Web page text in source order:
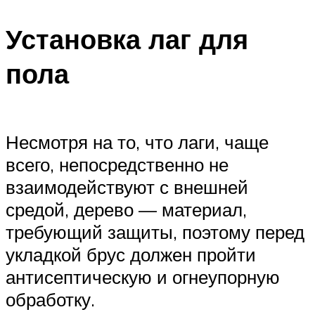
Установка лаг для
пола
Несмотря на то, что лаги, чаще
всего, непосредственно не
взаимодействуют с внешней
средой, дерево — материал,
требующий защиты, поэтому перед
укладкой брус должен пройти
антисептическую и огнеупорную
обработку.